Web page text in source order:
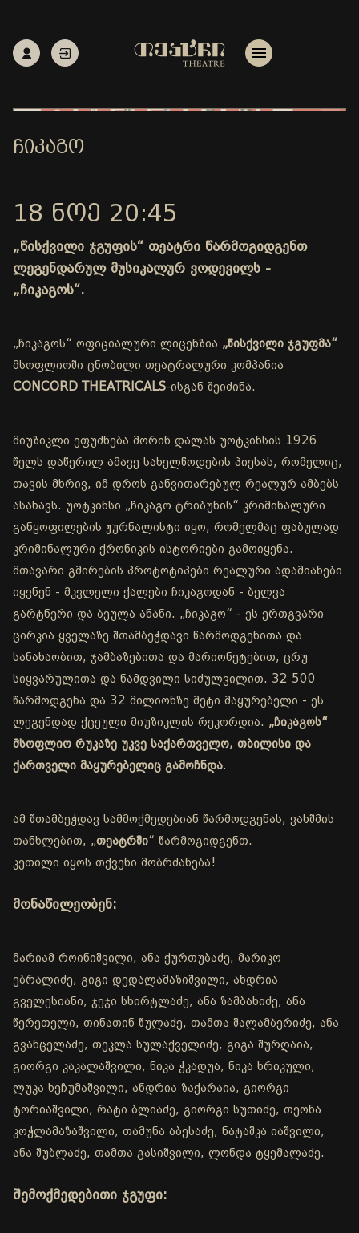
ᲩᲘᲙᲐᲒᲝ
18 ᲜᲝᲔ 20:45
„წისქვილი ჯგუფის“ თეატრი წარმოგიდგენთ
ლეგენდარულ მუსიკალურ ვოდევილს -
„ჩიკაგოს“.
„ჩიკაგოს“ ოფიციალური ლიცენზია „წისქვილი ჯგუფმა“
მსოფლიოში ცნობილი თეატრალური კომპანია
CONCORD THEATRICALS-ისგან შეიძინა.
მიუზიკლი ეფუძნება მორინ დალას უოტკინსის 1926
წელს დაწერილ ამავე სახელწოდების პიესას, რომელიც,
თავის მხრივ, იმ დროს განვითარებულ რეალურ ამბებს
ასახავს. უოტკინსი „ჩიკაგო ტრიბუნის“ კრიმინალური
განყოფილების ჟურნალისტი იყო, რომელმაც ფაბულად
კრიმინალური ქრონიკის ისტორიები გამოიყენა.
მთავარი გმირების პროტოტიპები რეალური ადამიანები
იყვნენ - მკვლელი ქალები ჩიკაგოდან - ბელვა
გარტნერი და ბეულა ანანი. „ჩიკაგო“ - ეს ერთგვარი
ცირკია ყველაზე შთამბეჭდავი წარმოდგენითა და
სანახაობით, ჯამბაზებითა და მარიონეტებით, ცრუ
სიყვარულითა და ნამდვილი სიძულვილით. 32 500
წარმოდგენა და 32 მილიონზე მეტი მაყურებელი - ეს
ლეგენდად ქცეული მიუზიკლის რეკორდია. „ჩიკაგოს“
მსოფლიო რუკაზე უკვე საქართველო, თბილისი და
ქართველი მაყურებელიც გამოჩნდა.
ამ შთამბეჭდავ სამმოქმედებიან წარმოდგენას, ვახშმის
თანხლებით, „თეატრში“ წარმოგიდგენთ.
კეთილი იყოს თქვენი მობრძანება!
მონაწილეობენ:
მარიამ როინიშვილი, ანა ქურთუბაძე, მარიკო
ებრალიძე, გიგი დედალამაზიშვილი, ანდრია
გველესიანი, ჯეჯი სხირტლაძე, ანა ზამბახიძე, ანა
წერეთელი, თინათინ წულაძე, თამთა შალამბერიძე, ანა
გვანცელაძე, თეკლა სულაქველიძე, გიგა შურღაია,
გიორგი კაკალაშვილი, ნიკა ჭკადუა, ნიკა ხრიკული,
ლუკა ხეჩუმაშვილი, ანდრია ზაქარაია, გიორგი
ტორიაშვილი, რატი ბლიაძე, გიორგი სუთიძე, თეონა
კოჭლამაზაშვილი, თამუნა აბესაძე, ნატაშკა იაშვილი,
ანა შუბლაძე, თამთა გასიშვილი, ლონდა ტყემალაძე.
შემოქმედებითი ჯგუფი: